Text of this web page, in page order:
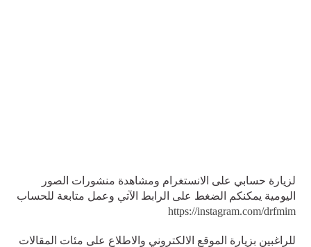
لزيارة حسابي على الانستغرام ومشاهدة منشورات الصور
اليومية يمكنكم الضغط على الرابط الآتي وعمل متابعة للحساب
https://instagram.com/drfmim
للراغبين بزيارة الموقع الالكتروني والاطلاع على مئات المقالات